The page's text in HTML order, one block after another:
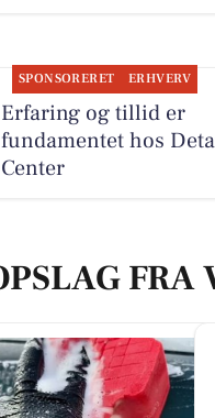
SPONSORERET ERHVERV
Erfaring og tillid er
fundamentet hos
Center
FRA